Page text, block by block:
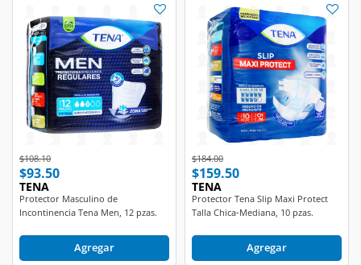
Price reduced from
$108.10to
$93.50
TENA
Protector Masculino de
Incontinencia Tena Men, 12 pzas.
Agregar
Price reduced from
$184.00to
$159.50
TENA
Protector Tena Slip Maxi Protect
Talla Chica-Mediana, 10 pzas.
Agregar